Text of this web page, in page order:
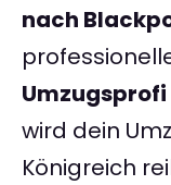
nach
wird dein
Königreich